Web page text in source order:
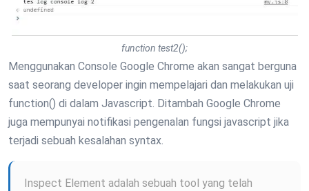
function test2();
Menggunakan Console Google Chrome akan sangat berguna
saat seorang developer ingin mempelajari dan melakukan uji
function() di dalam Javascript. Ditambah Google Chrome
juga mempunyai notifikasi pengenalan fungsi javascript jika
terjadi sebuah kesalahan syntax.
Inspect Element adalah sebuah tool yang telah